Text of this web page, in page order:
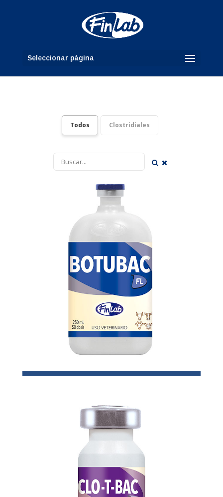
Seleccionar página
Todos Clostridiales